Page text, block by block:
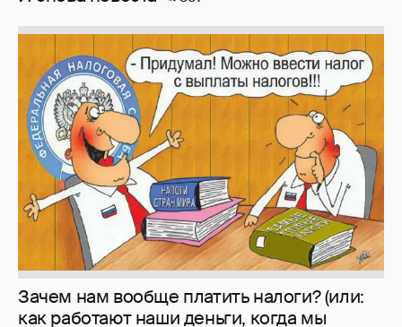
Зачем нам вообще платить налоги? (или:
как работают наши деньги, когда мы
заикаемся о защите прав)